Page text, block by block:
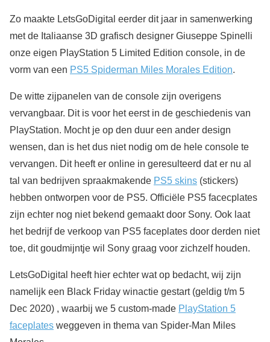
Zo maakte LetsGoDigital eerder dit jaar in samenwerking
met de Italiaanse 3D grafisch designer Giuseppe Spinelli
onze eigen PlayStation 5 Limited Edition console, in de
vorm van een PS5 Spiderman Miles Morales Edition.
De witte zijpanelen van de console zijn overigens
vervangbaar. Dit is voor het eerst in de geschiedenis van
PlayStation. Mocht je op den duur een ander design
wensen, dan is het dus niet nodig om de hele console te
vervangen. Dit heeft er online in geresulteerd dat er nu al
tal van bedrijven spraakmakende PS5 skins (stickers)
hebben ontworpen voor de PS5. Officiële PS5 facecplates
zijn echter nog niet bekend gemaakt door Sony. Ook laat
het bedrijf de verkoop van PS5 faceplates door derden niet
toe, dit goudmijntje wil Sony graag voor zichzelf houden.
LetsGoDigital heeft hier echter wat op bedacht, wij zijn
namelijk een Black Friday winactie gestart (geldig t/m 5
Dec 2020) , waarbij we 5 custom-made PlayStation 5
faceplates weggeven in thema van Spider-Man Miles